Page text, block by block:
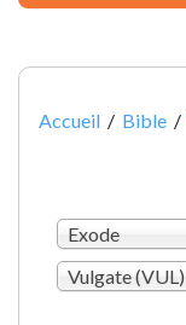
Accueil / Bible /
Exode
Vulgate (VUL)